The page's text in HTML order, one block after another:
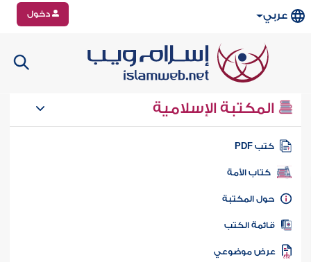
عربي دخول
المكتبة الإسلامية
كتب PDF
كتاب الأمة
المكتبة
الكتب